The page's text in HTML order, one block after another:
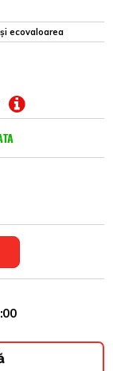
ecovaloarea